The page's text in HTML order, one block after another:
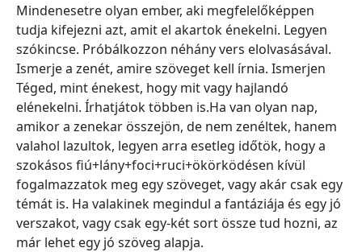
Mindenesetre olyan ember, aki megfelelőképpen
tudja kifejezni azt, amit el akartok énekelni. Legyen
szókincse. Próbálkozzon néhány vers elolvasásával.
Ismerje a zenét, amire szöveget kell írnia. Ismerjen
Téged, mint énekest, hogy mit vagy hajlandó
elénekelni. Írhatjátok többen is.Ha van olyan nap,
amikor a zenekar összejön, de nem zenéltek, hanem
valahol lazultok, legyen arra esetleg időtök, hogy a
szokásos fiú+lány+foci+ruci+ökörködésen kívül
fogalmazzatok meg egy szöveget, vagy akár csak egy
témát is. Ha valakinek megindul a fantáziája és egy jó
verszakot, vagy csak egy-két sort össze tud hozni, az
már lehet egy jó szöveg alapja.